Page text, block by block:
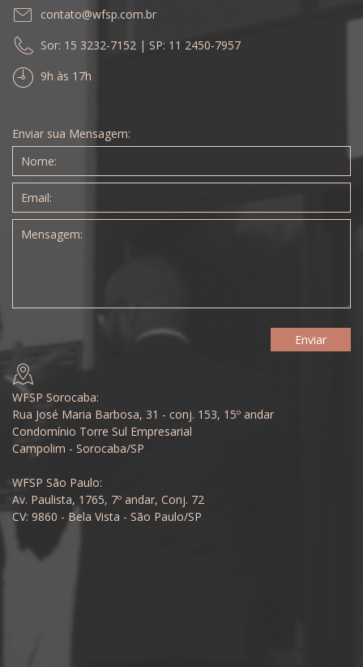
contato@wfsp.com.br
Sor: 15 3232-7152 | SP: 11 2450-7957
9h às 17h
Enviar sua Mensagem:
WFSP Sorocaba:
Rua José Maria Barbosa, 31 - conj. 153, 15º andar
Condomínio Torre Sul Empresarial
Campolim - Sorocaba/SP
WFSP São Paulo:
Av. Paulista, 1765, 7º andar, Conj. 72
CV: 9860 - Bela Vista - São Paulo/SP